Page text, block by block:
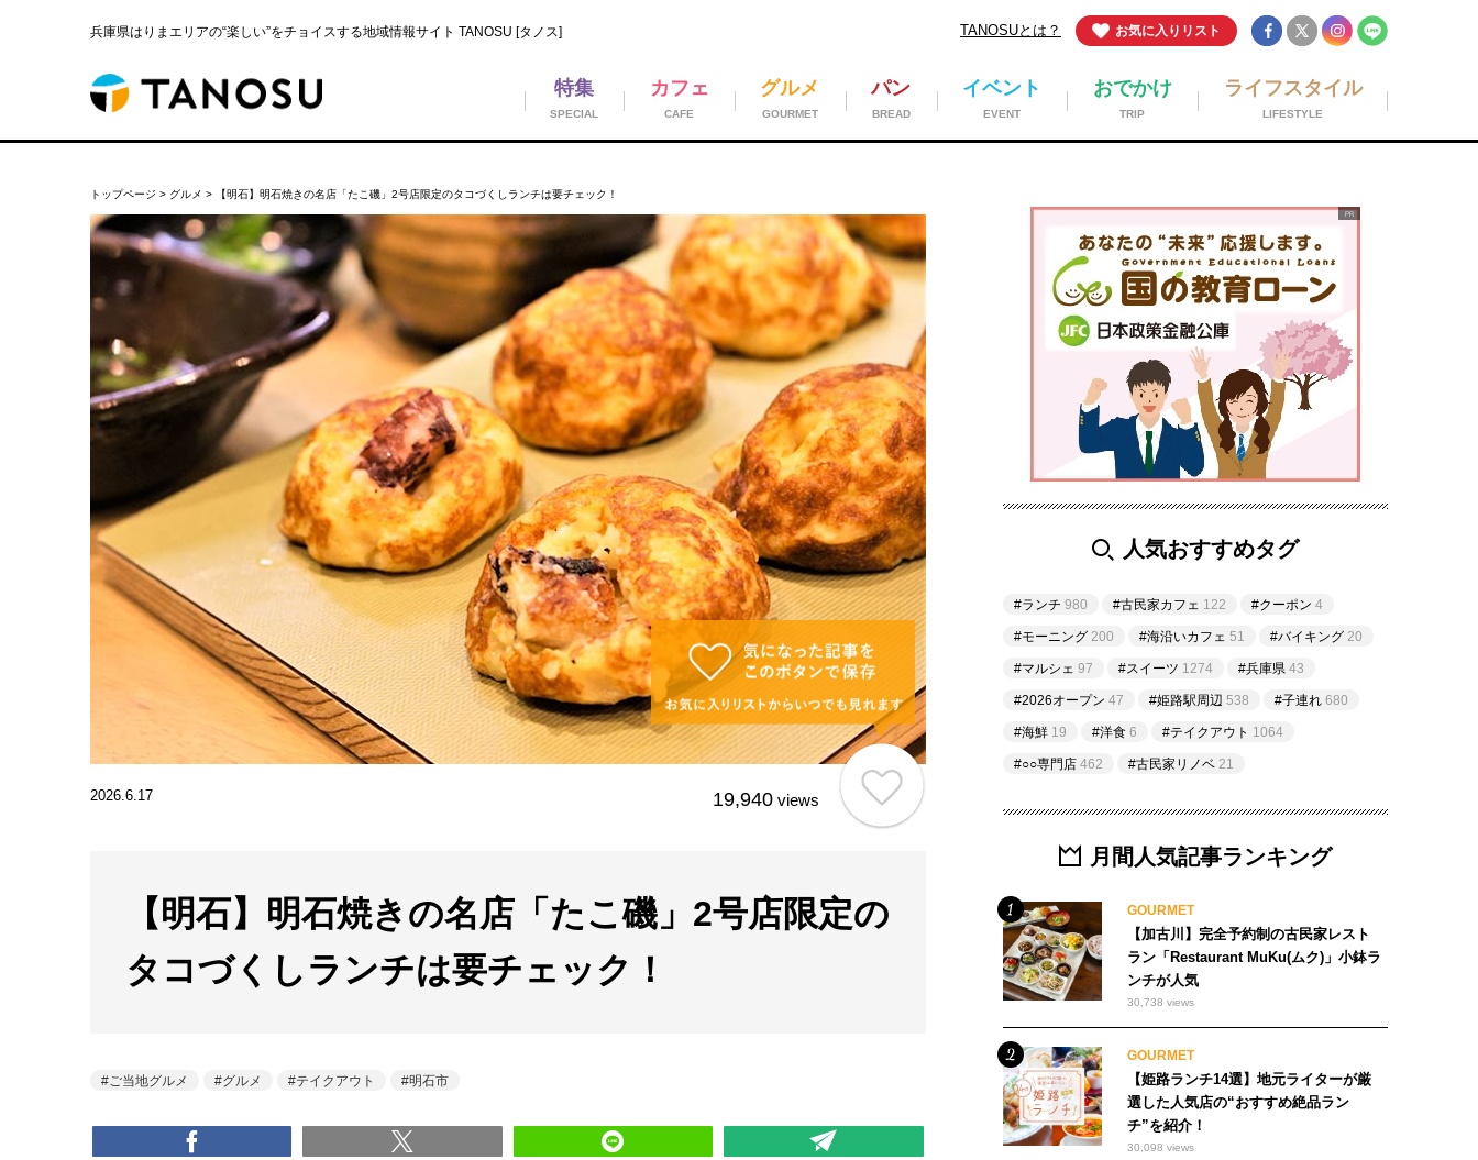
兵庫県はりまエリアの“楽しい”をチョイスする地域情報サイト TANOSU [タノス] お気に入りリスト
TANOSUとは？
ライフスタイル
LIFESTYLE
おでかけ
TRIP
イベント
EVENT
パン
BREAD
グルメ
GOURMET
カフェ
CAFE
特集
SPECIAL
トップページ > グルメ > 【明石】明石焼きの名店「たこ磯」2号店限定のタコづくしランチは要チェック！
2026.6.17 19,940views
【明石】明石焼きの名店「たこ磯」2号店限定の
タコづくしランチは要チェック！
ご当地グルメ グルメ テイクアウト 明石市
人気おすすめタグ
#ランチ 980 #古民家カフェ 122 #クーポン 4
#モーニング 200 #海沿いカフェ 51 #バイキング 20
#マルシェ 97 #スイーツ 1274 #兵庫県 43
#2026オープン 47 #姫路駅周辺 538 #子連れ 680
#海鮮 19 #洋食 6 #テイクアウト 1064
#○○専門店 462 #古民家リノベ 21
月間人気記事ランキング
GOURMET
【加古川】完全予約制の古民家レスト
ラン「Restaurant MuKu(ムク)」小鉢ラ
ンチが人気
30,738 views
GOURMET
【姫路ランチ14選】地元ライターが厳
選した人気店の“おすすめ絶品ラン
チ”を紹介！
30,098 views